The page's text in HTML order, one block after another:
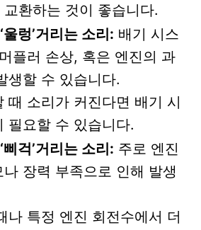
환하는 것이 좋습니다.
울렁’거리는 소리: 배기 시스
플러 손상, 혹은 엔진의 과
생할 수 있습니다.
때 소리가 커진다면 배기 시
필요할 수 있습니다.
삐걱’거리는 소리: 주로 엔진
나 장력 부족으로 인해 발생
나 특정 엔진 회전수에서 더